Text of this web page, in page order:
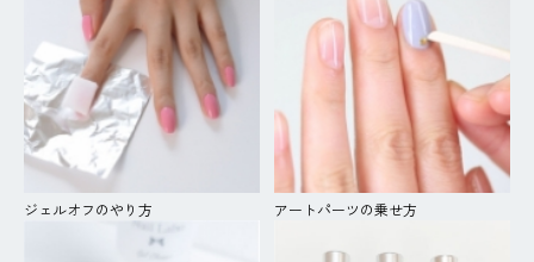
ジェルオフのやり方 アートパーツの乗せ方